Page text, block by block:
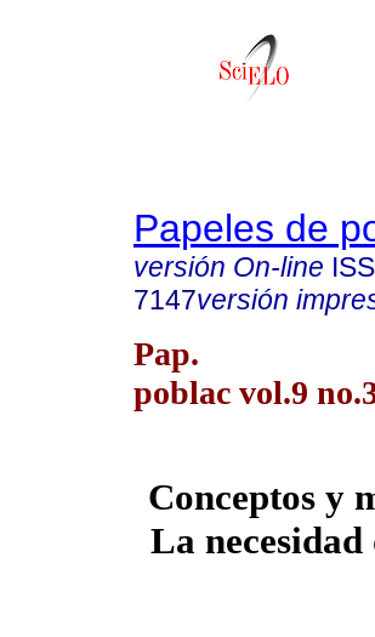
Papeles de
versión On-line
7147versión
Pap.
poblac vol.9
Conceptos y
La